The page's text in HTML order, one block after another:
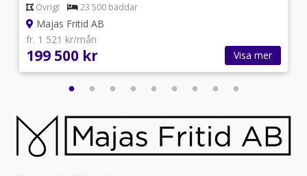
Övrigt 23 500 bäddar
Majas Fritid AB
fr. 1 521 kr/mån
199 500 kr Visa mer